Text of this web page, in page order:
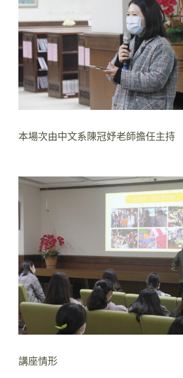
本場次由中文系陳冠妤老師擔任主持
講座情形